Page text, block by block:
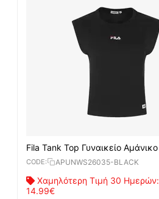
Fila Tank Top Γυναικείο Αμάνικο
CODE: APUNWS26035-BLACK
Χαμηλότερη Τιμή 30 Ημερών:
14.99€